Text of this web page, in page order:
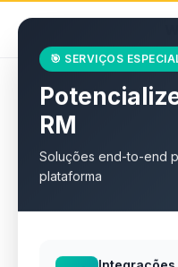
🎯 SERVIÇOS
RM
Soluções end-to-end
plataforma